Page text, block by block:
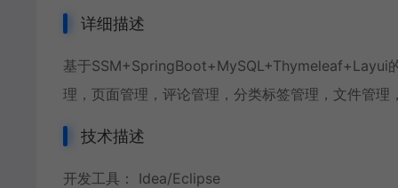
详细描述
基于SSM+SpringBoot+MySQL+Thymeleaf+Layui
理，页面管理，评论管理，分类标签管理，文件管
技术描述
开发工具： Idea/Eclipse